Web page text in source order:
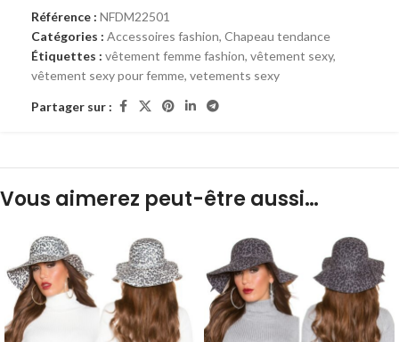
Référence : NFDM22501
Catégories : Accessoires fashion, Chapeau tendance
Étiquettes : vêtement femme fashion, vêtement sexy,
vêtement sexy pour femme, vetements sexy
Partager sur :
Vous aimerez peut-être aussi…